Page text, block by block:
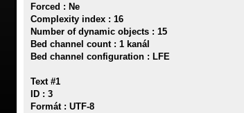
Forced : Ne
Complexity index : 16
Number of dynamic objects : 15
Bed channel count : 1 kanál
Bed channel configuration : LFE
Text #1
ID : 3
Formát : UTF-8